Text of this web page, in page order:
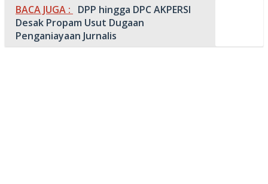
BACA JUGA :
DPP hingga DPC AKPERSI
Desak Propam Usut Dugaan
Penganiayaan Jurnalis